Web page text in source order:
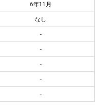
6年11月
なし
-
-
-
-
-